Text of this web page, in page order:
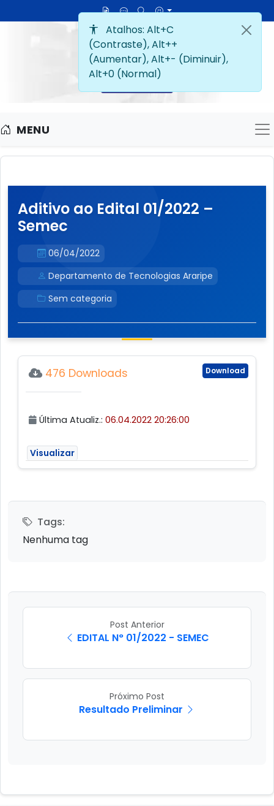
MENU
Aditivo ao Edital 01/2022 –
Semec
06/04/2022
Departamento de Tecnologias Araripe
Sem categoria
Download
476 Downloads
Última Atualiz.: 06.04.2022 20:26:00
Visualizar
Tags:
Nenhuma tag
Post Anterior
EDITAL N° 01/2022 - SEMEC
Próximo Post
Resultado Preliminar